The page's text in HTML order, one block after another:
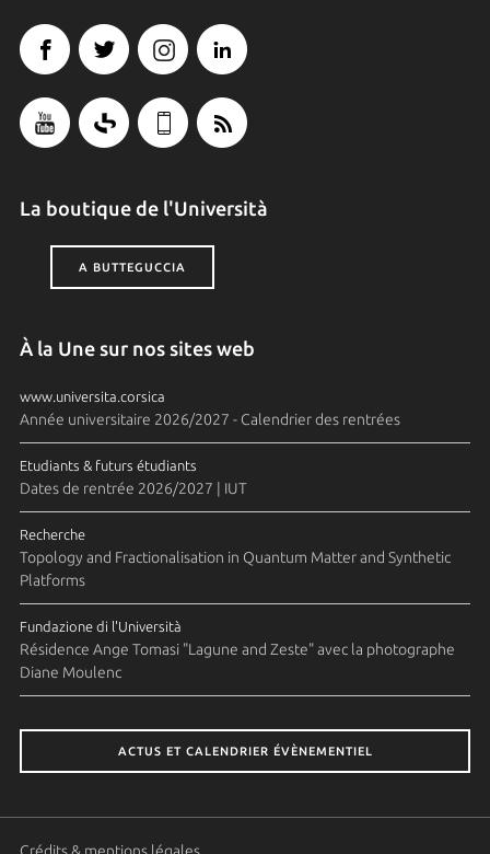
La boutique de l'Università
A BUTTEGUCCIA
À la Une sur nos sites web
www.universita.corsica
Année universitaire 2026/2027 - Calendrier des rentrées
Etudiants & futurs étudiants
Dates de rentrée 2026/2027 | IUT
Recherche
Topology and Fractionalisation in Quantum Matter and Synthetic
Platforms
Fundazione di l'Università
Résidence Ange Tomasi "Lagune and Zeste" avec la photographe
Diane Moulenc
ACTUS ET CALENDRIER ÉVÈNEMENTIEL